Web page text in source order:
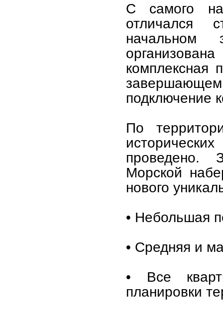
С самого
отличался
начальном
комплексная
подключение
По
проведено.
Морской
нового
• Небольшая
• Средняя и
• Все
планировки